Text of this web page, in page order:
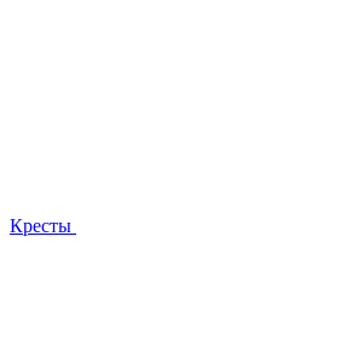
Кресты